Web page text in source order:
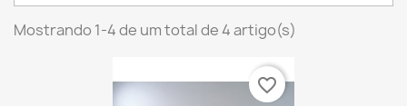
Mostrando 1-4 de um total de 4 artigo(s)
favorite_border